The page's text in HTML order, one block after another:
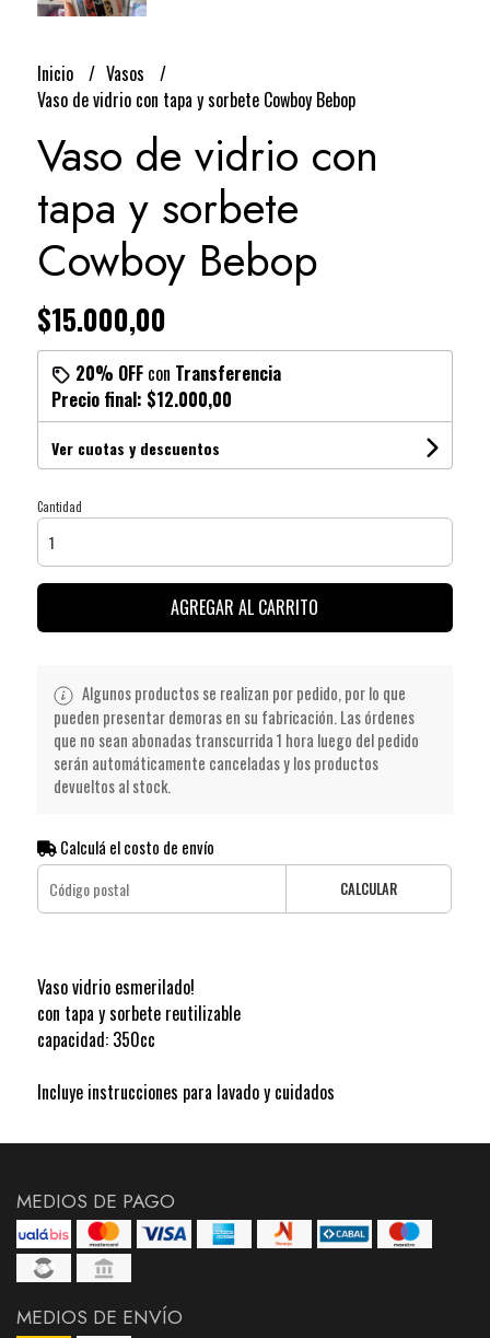
Inicio
Vasos
Vaso de vidrio con tapa y sorbete Cowboy Bebop
Vaso de vidrio con
tapa y sorbete
Cowboy Bebop
$15.000,00
20% OFFcon Transferencia
Precio final: $12.000,00
Ver cuotas y descuentos
Cantidad
AGREGAR AL CARRITO
Algunos productos se realizan por pedido, por lo que
pueden presentar demoras en su fabricación. Las órdenes
que no sean abonadas transcurrida 1 hora luego del pedido
serán automáticamente canceladas y los productos
devueltos al stock.
Calculá el costo de envío
CALCULAR
Vaso vidrio esmerilado!
con tapa y sorbete reutilizable
capacidad: 350cc
Incluye instrucciones para lavado y cuidados
MEDIOS DE PAGO
MEDIOS DE ENVÍO